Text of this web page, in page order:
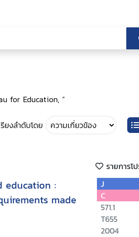
for Education, ”
รียงลำดับโดย
รายการโ
education :
made
J
C
571.1
T655
2004